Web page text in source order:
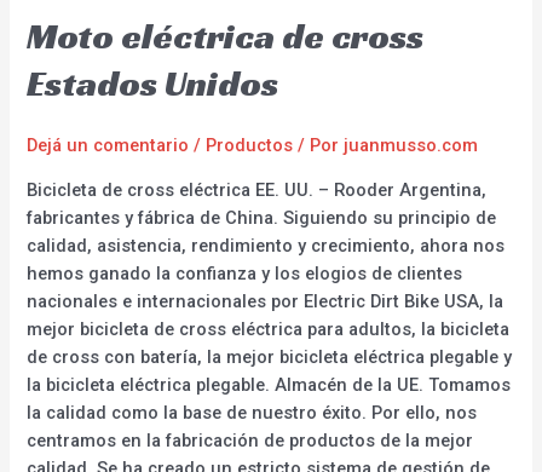
Moto eléctrica de cross
Estados Unidos
Dejá un comentario / Productos / Por juanmusso.com
Bicicleta de cross eléctrica EE. UU. – Rooder Argentina,
fabricantes y fábrica de China. Siguiendo su principio de
calidad, asistencia, rendimiento y crecimiento, ahora nos
hemos ganado la confianza y los elogios de clientes
nacionales e internacionales por Electric Dirt Bike USA, la
mejor bicicleta de cross eléctrica para adultos, la bicicleta
de cross con batería, la mejor bicicleta eléctrica plegable y
la bicicleta eléctrica plegable. Almacén de la UE. Tomamos
la calidad como la base de nuestro éxito. Por ello, nos
centramos en la fabricación de productos de la mejor